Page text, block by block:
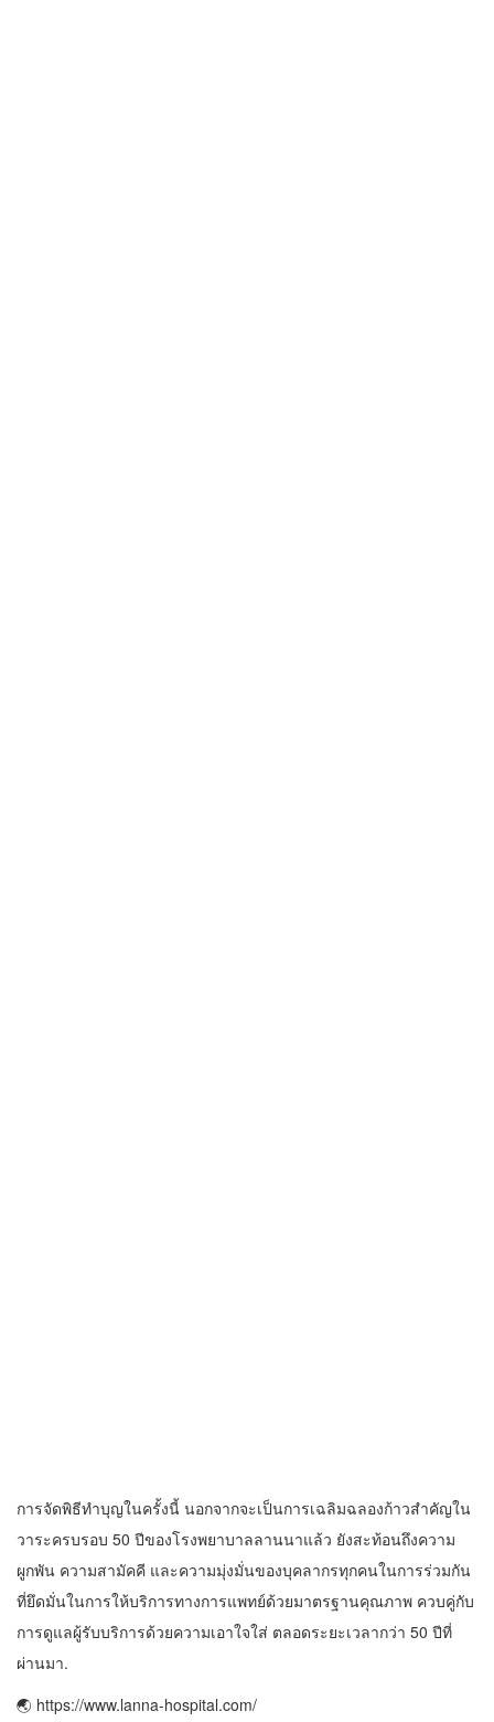
การจัดพิธีทำบุญในครั้งนี้ นอกจากจะเป็นการเฉลิมฉลองก้าวสำคัญใน
วาระครบรอบ 50 ปีของโรงพยาบาลลานนาแล้ว ยังสะท้อนถึงความ
ผูกพัน ความสามัคคี และความมุ่งมั่นของบุคลากรทุกคนในการร่วมกัน
ที่ยึดมั่นในการให้บริการทางการแพทย์ด้วยมาตรฐานคุณภาพ ควบคู่กับ
การดูแลผู้รับบริการด้วยความเอาใจใส่ ตลอดระยะเวลากว่า 50 ปีที่
ผ่านมา.
🌏 https://www.lanna-hospital.com/